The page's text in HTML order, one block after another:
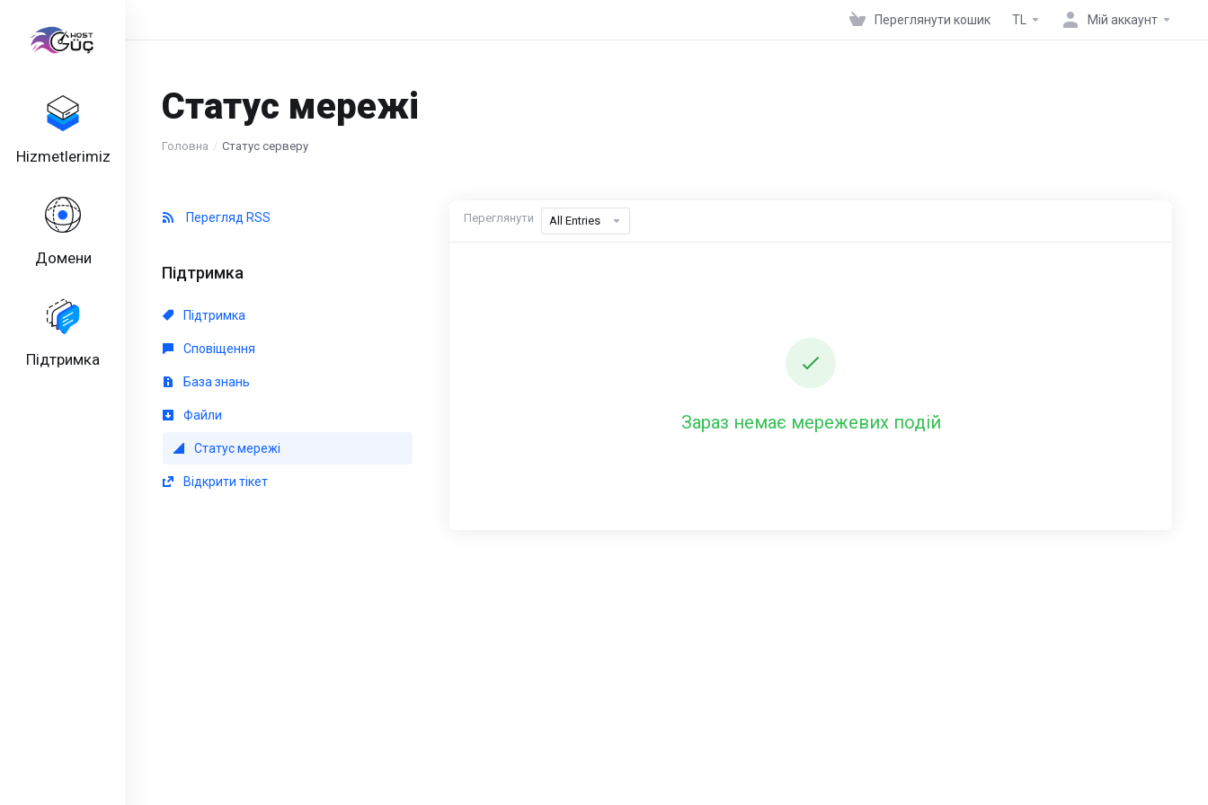
Hizmetlerimiz
Домени
Підтримка
Переглянути кошик TL Мій аккаунт
Статус мережі
Головна Статус серверу
Перегляд RSS
Підтримка
Підтримка
Сповіщення
База знань
Файли
Статус мережі
Відкрити тікет
Переглянути All Entries
Зараз немає мережевих подій